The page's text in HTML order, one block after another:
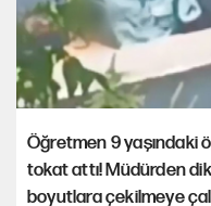
Öğretmen 9 yaşındaki
tokat attı! Müdürden
boyutlara çekilmeye